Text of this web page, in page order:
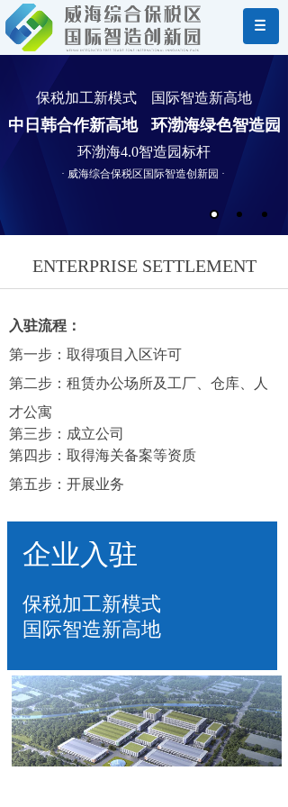
保税加工新模式 国际智造新高地
中日韩合作新高地 环渤海绿色智造园
环渤海4.0智造园标杆
· 威海综合保税区国际智造创新园 ·
ENTERPRISE SETTLEMENT
入驻流程：
第一步：取得项目入区许可
第二步：租赁办公场所及工厂、仓库、人
才公寓
第三步：成立公司
第四步：取得海关备案等资质
第五步：开展业务
企业入驻
保税加工新模式
国际智造新高地